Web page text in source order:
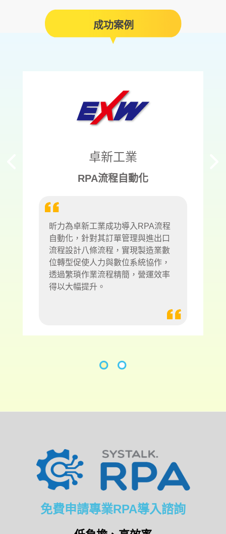
卓新工業
RPA流程自動化
自動化，針對其訂單管理與進出口
流程設計八條流程，實現製造業數
位轉型促使人力與數位系統協作，
透過繁瑣作業流程精簡，營運效率
得以大幅提升。
免費申請專業RPA導入諮詢
低負擔、高效率
不論大型企業、或中小企業皆